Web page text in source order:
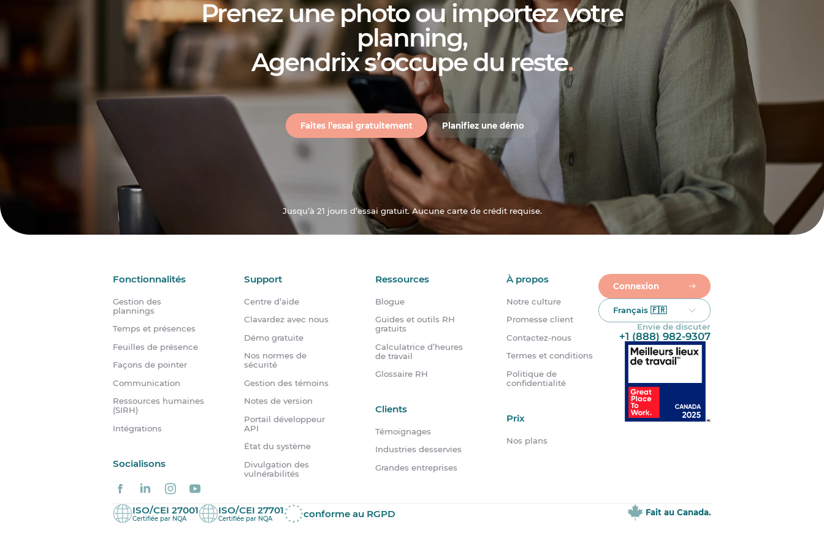
Prenez une photo ou importez votre
planning,
Agendrix s’occupe du reste.
Faites l’essai gratuitement Planifiez une démo
Jusqu’à 21 jours d’essai gratuit. Aucune carte de crédit requise.
Fonctionnalités
Gestion des
plannings
Temps et présences
Feuilles de présence
Façons de pointer
Communication
Ressources humaines
(SIRH)
Intégrations
Support
Centre d’aide
Clavardez avec nous
Démo gratuite
Nos normes de
sécurité
Gestion des témoins
Notes de version
Portail développeur
API
État du système
Divulgation des
vulnérabilités
Ressources
Blogue
Guides et outils RH
gratuits
Calculatrice d’heures
de travail
Glossaire RH
À propos
Notre culture
Promesse client
Contactez-nous
Termes et conditions
Politique de
confidentialité
Clients
Témoignages
Industries desservies
Grandes entreprises
Prix
Nos plans
Socialisons
Connexion
Français 🇫🇷
Envie de discuter
+1 (888) 982-9307
ISO/CEI 27001
Certifiée par NQA
ISO/CEI 27701
Certifiée par NQA conforme au RGPD Fait au Canada.